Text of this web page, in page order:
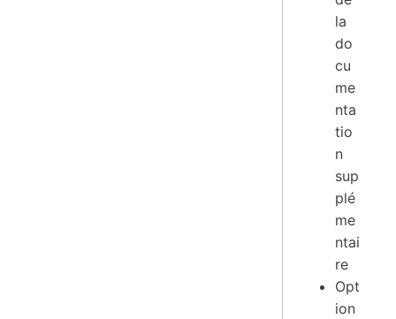
la
do
cu
me
nta
tio
n
sup
plé
me
ntai
re
Opt
ion